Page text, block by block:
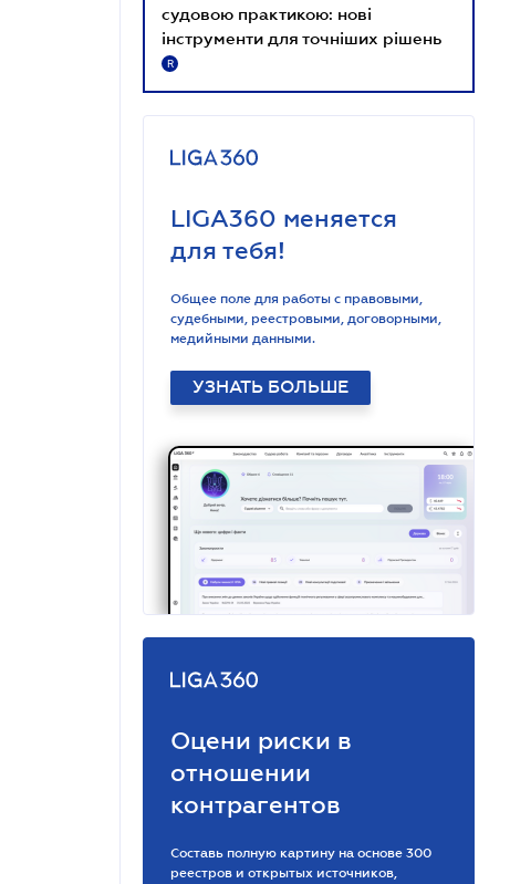
судовою практикою: нові
інструменти для точніших рішень
R
LIGA360 меняется
для тебя!
Общее поле для работы с правовыми,
судебными, реестровыми, договорными,
медийными данными.
УЗНАТЬ БОЛЬШЕ
Оцени риски в
отношении
контрагентов
Составь полную картину на основе 300
реестров и открытых источников,